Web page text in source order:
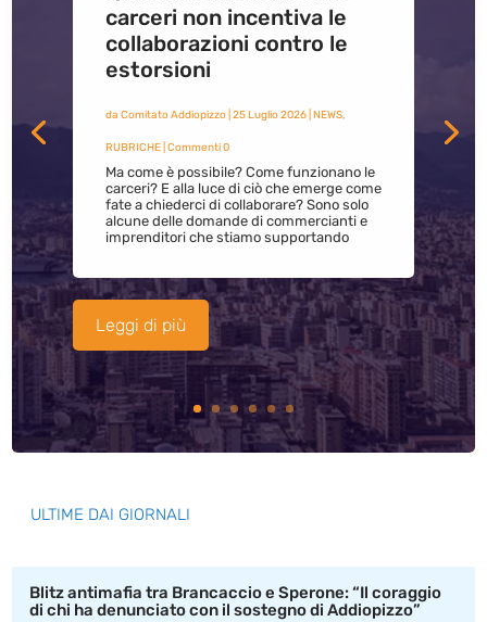
carceri non incentiva le
collaborazioni contro le
estorsioni
da Comitato Addiopizzo| 25 Luglio 2026| NEWS,
RUBRICHE| Commenti 0
Ma come è possibile? Come funzionano le
carceri? E alla luce di ciò che emerge come
fate a chiederci di collaborare? Sono solo
alcune delle domande di commercianti e
imprenditori che stiamo supportando
Leggi di più
ULTIME DAI GIORNALI
Blitz antimafia tra Brancaccio e Sperone: “Il coraggio
di chi ha denunciato con il sostegno di Addiopizzo”